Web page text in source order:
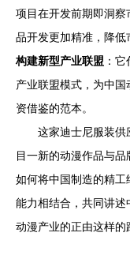
项目在开发前期即洞
品开发更加精准，降低
构建新型产业联盟 ：
产业联盟模式，为中
资借鉴的范本。
这家迪士尼服装供
目一新的动漫作品与
如何将中国制造的精
能力相结合，共同讲述
动漫产业的正由这样的